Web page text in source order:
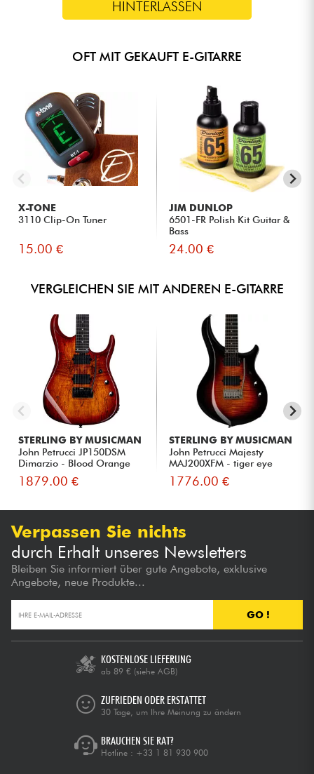
HINTERLASSEN
OFT MIT GEKAUFT E-GITARRE
X-TONE
3110 Clip-On Tuner
15.00 €
JIM DUNLOP
6501-FR Polish Kit Guitar &
Bass
24.00 €
VERGLEICHEN SIE MIT ANDEREN E-GITARRE
STERLING BY MUSICMAN
John Petrucci JP150DSM
Dimarzio - Blood Orange
Bur...
1879.00 €
STERLING BY MUSICMAN
John Petrucci Majesty
MAJ200XFM - tiger eye
1776.00 €
Verpassen Sie nichts
durch Erhalt unseres Newsletters
Bleiben Sie informiert über gute Angebote, exklusive
Angebote, neue Produkte...
GO !
KOSTENLOSE LIEFERUNG
ab 89 € (siehe AGB)
ZUFRIEDEN ODER ERSTATTET
30 Tage, um Ihre Meinung zu ändern
BRAUCHEN SIE RAT?
Hotline : +33 1 81 930 900